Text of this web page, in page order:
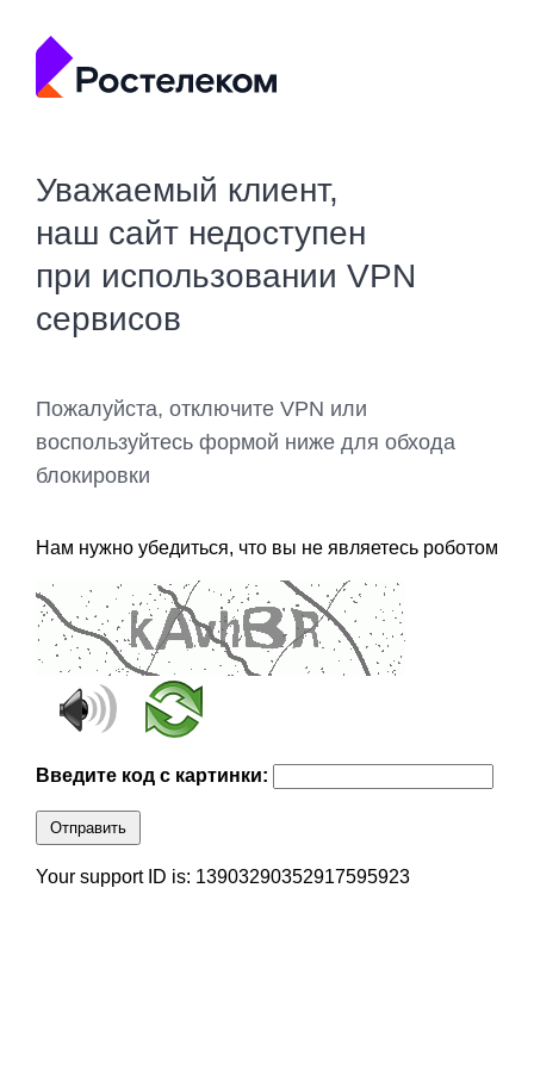
Уважаемый клиент,
наш сайт недоступен
при использовании VPN
сервисов
Пожалуйста, отключите VPN или
воспользуйтесь формой ниже для обхода
блокировки
Нам нужно убедиться, что вы не являетесь роботом
Введите код с картинки:
Отправить
Your support ID is: 13903290352917595923